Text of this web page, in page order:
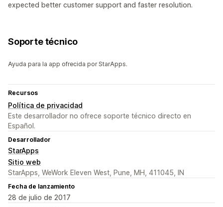
expected better customer support and faster resolution.
Soporte técnico
Ayuda para la app ofrecida por StarApps.
Recursos
Política de privacidad
Este desarrollador no ofrece soporte técnico directo en
Español.
Desarrollador
StarApps
Sitio web
StarApps, WeWork Eleven West, Pune, MH, 411045, IN
Fecha de lanzamiento
28 de julio de 2017